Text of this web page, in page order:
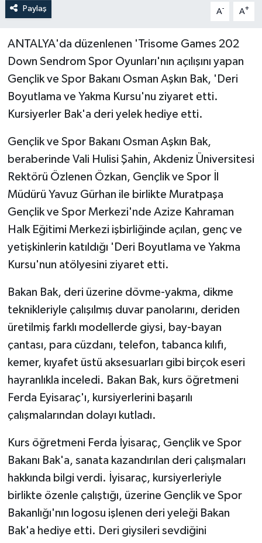
Paylaş A- A+
ANTALYA'da düzenlenen 'Trisome Games 202
Down Sendrom Spor Oyunları'nın açılışını yapan
Gençlik ve Spor Bakanı Osman Aşkın Bak, 'Deri
Boyutlama ve Yakma Kursu'nu ziyaret etti.
Kursiyerler Bak'a deri yelek hediye etti.
Gençlik ve Spor Bakanı Osman Aşkın Bak,
beraberinde Vali Hulisi Şahin, Akdeniz Üniversitesi
Rektörü Özlenen Özkan, Gençlik ve Spor İl
Müdürü Yavuz Gürhan ile birlikte Muratpaşa
Gençlik ve Spor Merkezi'nde Azize Kahraman
Halk Eğitimi Merkezi işbirliğinde açılan, genç ve
yetişkinlerin katıldığı 'Deri Boyutlama ve Yakma
Kursu'nun atölyesini ziyaret etti.
Bakan Bak, deri üzerine dövme-yakma, dikme
teknikleriyle çalışılmış duvar panolarını, deriden
üretilmiş farklı modellerde giysi, bay-bayan
çantası, para cüzdanı, telefon, tabanca kılıfı,
kemer, kıyafet üstü aksesuarları gibi birçok eseri
hayranlıkla inceledi. Bakan Bak, kurs öğretmeni
Ferda Eyisaraç'ı, kursiyerlerini başarılı
çalışmalarından dolayı kutladı.
Kurs öğretmeni Ferda İyisaraç, Gençlik ve Spor
Bakanı Bak'a, sanata kazandırılan deri çalışmaları
hakkında bilgi verdi. İyisaraç, kursiyerleriyle
birlikte özenle çalıştığı, üzerine Gençlik ve Spor
Bakanlığı'nın logosu işlenen deri yeleği Bakan
Bak'a hediye etti. Deri giysileri sevdiğini